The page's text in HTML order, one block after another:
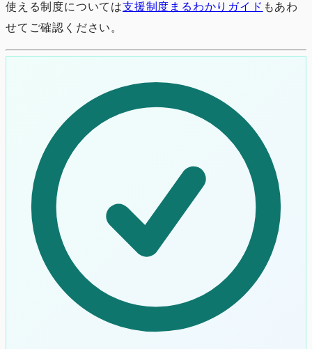
使える制度については支援制度まるわかりガイド もあわ
せてご確認ください。